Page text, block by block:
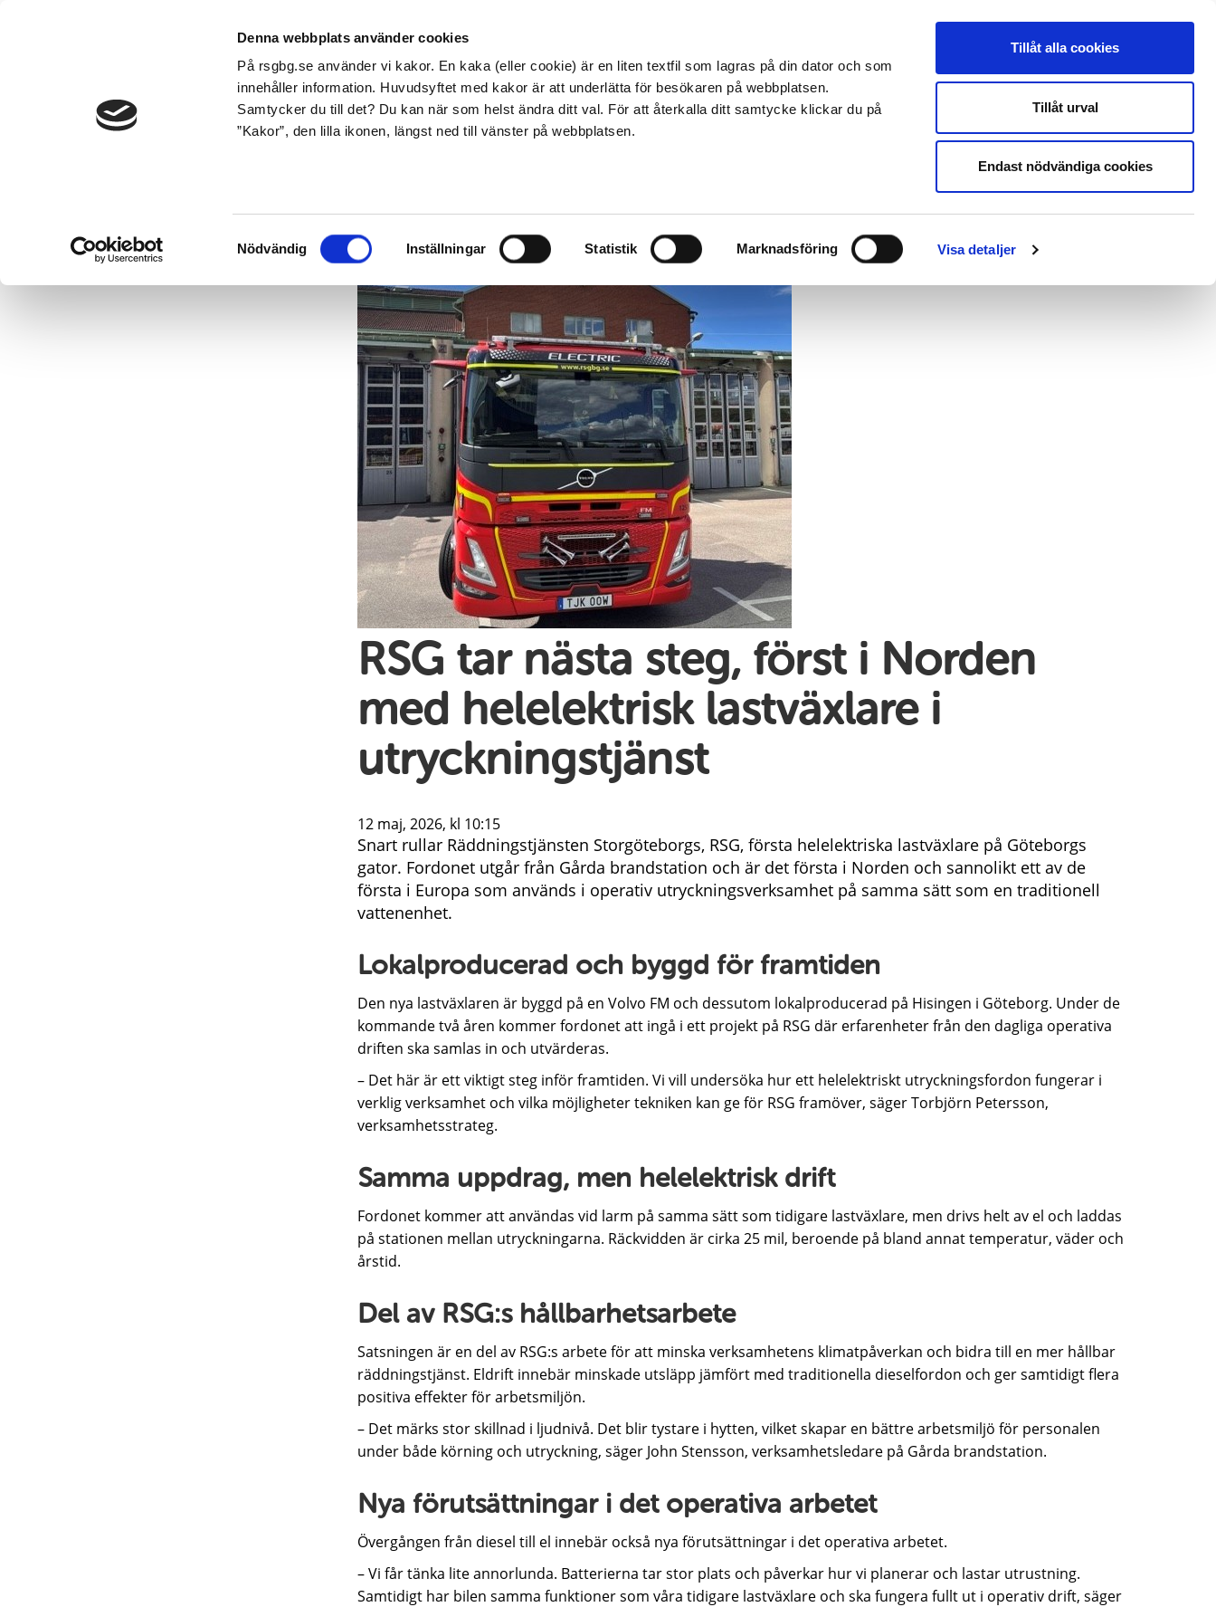
Denna webbplats använder cookies
På rsgbg.se använder vi kakor. En kaka (eller cookie) är en liten textfil som lagras på din dator och som
innehåller information. Huvudsyftet med kakor är att underlätta för besökaren på webbplatsen.
Samtycker du till det? Du kan när som helst ändra ditt val. För att återkalla ditt samtycke klickar du på
”Kakor”, den lilla ikonen, längst ned till vänster på webbplatsen.
Samtyckesval
Nödvändig Inställningar Statistik Marknadsföring Visa detaljer
Tillåt alla cookies
Tillåt urval
Endast nödvändiga cookies
Om oss Anslagstavla Blanketter Translate
Hem och fritid Företag och organisation
Sök
RSG tar nästa steg, först i Norden
med helelektrisk lastväxlare i
utryckningstjänst
12 maj, 2026, kl 10:15
Snart rullar Räddningstjänsten Storgöteborgs, RSG, första helelektriska lastväxlare på Göteborgs
gator. Fordonet utgår från Gårda brandstation och är det första i Norden och sannolikt ett av de
första i Europa som används i operativ utryckningsverksamhet på samma sätt som en traditionell
vattenenhet.
Lokalproducerad och byggd för framtiden
Den nya lastväxlaren är byggd på en Volvo FM och dessutom lokalproducerad på Hisingen i Göteborg. Under de
kommande två åren kommer fordonet att ingå i ett projekt på RSG där erfarenheter från den dagliga operativa
driften ska samlas in och utvärderas.
– Det här är ett viktigt steg inför framtiden. Vi vill undersöka hur ett helelektriskt utryckningsfordon fungerar i
verklig verksamhet och vilka möjligheter tekniken kan ge för RSG framöver, säger Torbjörn Petersson,
verksamhetsstrateg.
Samma uppdrag, men helelektrisk drift
Fordonet kommer att användas vid larm på samma sätt som tidigare lastväxlare, men drivs helt av el och laddas
på stationen mellan utryckningarna. Räckvidden är cirka 25 mil, beroende på bland annat temperatur, väder och
årstid.
Del av RSG:s hållbarhetsarbete
Satsningen är en del av RSG:s arbete för att minska verksamhetens klimatpåverkan och bidra till en mer hållbar
räddningstjänst. Eldrift innebär minskade utsläpp jämfört med traditionella dieselfordon och ger samtidigt flera
positiva effekter för arbetsmiljön.
– Det märks stor skillnad i ljudnivå. Det blir tystare i hytten, vilket skapar en bättre arbetsmiljö för personalen
under både körning och utryckning, säger John Stensson, verksamhetsledare på Gårda brandstation.
Nya förutsättningar i det operativa arbetet
Övergången från diesel till el innebär också nya förutsättningar i det operativa arbetet.
– Vi får tänka lite annorlunda. Batterierna tar stor plats och påverkar hur vi planerar och lastar utrustning.
Samtidigt har bilen samma funktioner som våra tidigare lastväxlare och ska fungera fullt ut i operativ drift, säger